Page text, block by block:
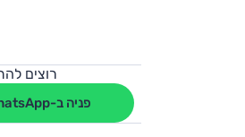
רוצים
פניה ב-WhatsApp